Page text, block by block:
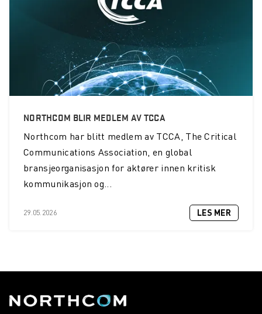
NORTHCOM BLIR MEDLEM AV TCCA
Northcom har blitt medlem av TCCA, The Critical
Communications Association, en global
bransjeorganisasjon for aktører innen kritisk
kommunikasjon og...
29.05.2026 LES MER